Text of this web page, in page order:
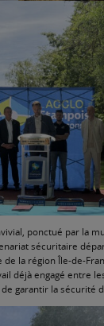
ponctué par la
sécuritaire
de la région Île-de-
déjà engagé entre
garantir la sécurité